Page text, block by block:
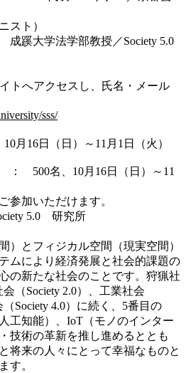
スト）
蹊大学法学部教授／Society 5.0
トへアクセスし、氏名・メール
sss/
16日（日）～11月1日（火）
500名、10月16日（日）～11
ご参加いただけます。
5.0 研究所
とフィジカル空間（現実空間）
ムにより経済発展と社会的課題の
の新たな社会のことです。狩猟社
（Society 2.0）、工業社会
（Society 4.0）に続く、5番目の
工知能）、IoT（モノのインター
技術の革新を推し進めるととも
将来の人々にとって幸福なものと
す。